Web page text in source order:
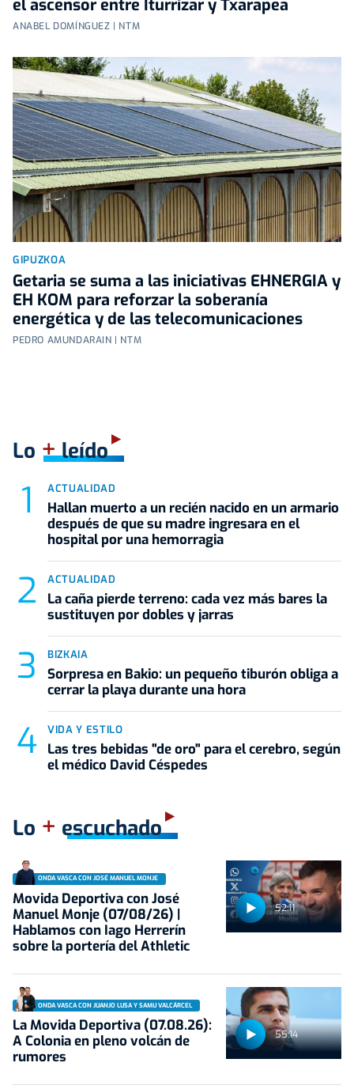
el ascensor entre Iturrizar y Txarapea
ANABEL DOMÍNGUEZ | NTM
GIPUZKOA
Getaria se suma a las iniciativas EHNERGIA y
EH KOM para reforzar la soberanía
energética y de las telecomunicaciones
PEDRO AMUNDARAIN | NTM
Lo +leído
ACTUALIDAD
Hallan muerto a un recién nacido en un armario
después de que su madre ingresara en el
hospital por una hemorragia
ACTUALIDAD
La caña pierde terreno: cada vez más bares la
sustituyen por dobles y jarras
BIZKAIA
Sorpresa en Bakio: un pequeño tiburón obliga a
cerrar la playa durante una hora
VIDA Y ESTILO
Las tres bebidas "de oro" para el cerebro, según
el médico David Céspedes
Lo + escuchado
52:11
ONDA VASCA CON JOSÉ MANUEL MONJE
Movida Deportiva con José
Manuel Monje (07/08/26) |
Hablamos con Iago Herrerín
sobre la portería del Athletic
55:14
ONDA VASCA CON JUANJO LUSA Y SAMU VALCÁRCEL
La Movida Deportiva (07.08.26):
A Colonia en pleno volcán de
rumores